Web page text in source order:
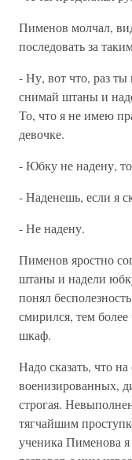
Пименов молчал,
последовать за
- Ну, вот что, раз ты
снимай штаны и
То, что я не имею
девочке.
- Юбку не надену,
- Наденешь, если я
- Не надену.
Пименов яростно
штаны и надели
понял
смирился, тем
шкаф.
Надо сказать, что
военизированных,
строгая.
тягчайшим
ученика Пименова